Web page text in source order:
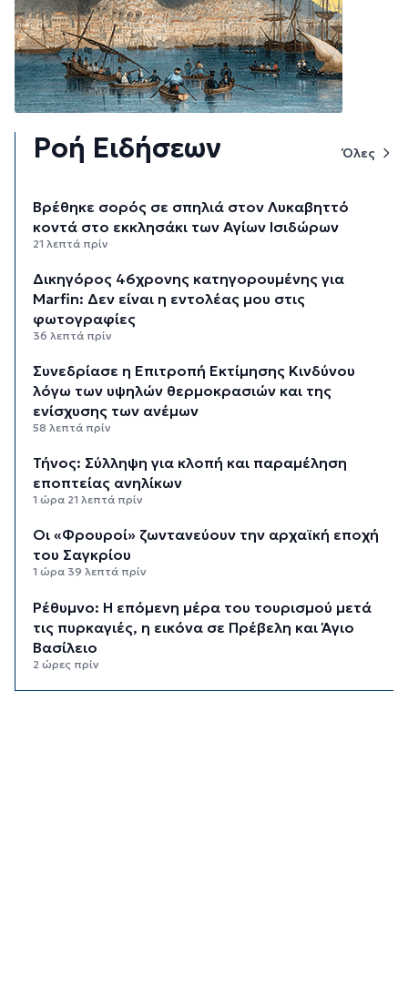
Ροή Ειδήσεων Όλες
Βρέθηκε σορός σε σπηλιά στον Λυκαβηττό
κοντά στο εκκλησάκι των Αγίων Ισιδώρων
21 λεπτά πρίν
Δικηγόρος 46χρονης κατηγορουμένης για
Marfin: Δεν είναι η εντολέας μου στις
φωτογραφίες
36 λεπτά πρίν
Συνεδρίασε η Επιτροπή Εκτίμησης Κινδύνου
λόγω των υψηλών θερμοκρασιών και της
ενίσχυσης των ανέμων
58 λεπτά πρίν
Τήνος: Σύλληψη για κλοπή και παραμέληση
εποπτείας ανηλίκων
1 ώρα 21 λεπτά πρίν
Οι «Φρουροί» ζωντανεύουν την αρχαϊκή εποχή
του Σαγκρίου
1 ώρα 39 λεπτά πρίν
Ρέθυμνο: Η επόμενη μέρα του τουρισμού μετά
τις πυρκαγιές, η εικόνα σε Πρέβελη και Άγιο
Βασίλειο
2 ώρες πρίν